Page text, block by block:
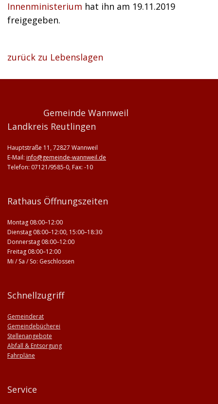
Innenministerium hat ihn am 19.11.2019
freigegeben.
zurück zu Lebenslagen
Gemeinde Wannweil
Landkreis Reutlingen
Hauptstraße 11, 72827 Wannweil
E-Mail: info@gemeinde-wannweil.de
Telefon: 07121/9585-0, Fax: -10
Rathaus Öffnungszeiten
Montag 08:00–12:00
Dienstag 08:00–12:00, 15:00–18:30
Donnerstag 08:00–12:00
Freitag 08:00–12:00
Mi / Sa / So: Geschlossen
Schnellzugriff
Gemeinderat
Gemeindebücherei
Stellenangebote
Abfall & Entsorgung
Fahrpläne
Service